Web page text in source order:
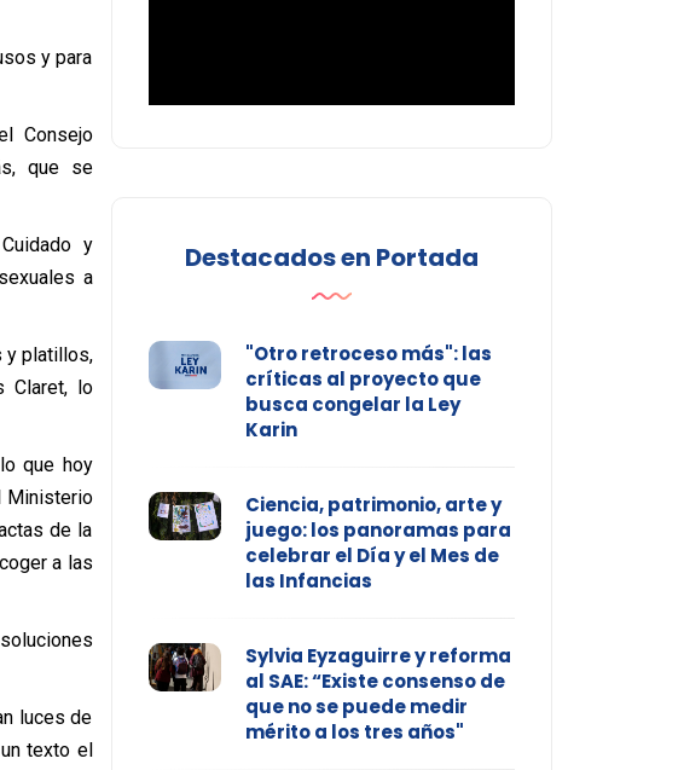
y para
Consejo
que se
y
a
y platillos,
Claret, lo
que hoy
Ministerio
de la
a las
luces de
texto el
Destacados en Portada
"Otro retroceso más": las
críticas al proyecto que
busca congelar la Ley
Karin
Ciencia, patrimonio, arte y
juego: los panoramas para
celebrar el Día y el Mes de
las Infancias
Sylvia Eyzaguirre y reforma
al SAE: “Existe consenso de
que no se puede medir
mérito a los tres años"